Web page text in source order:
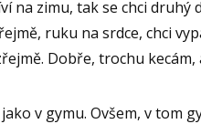
na zimu, tak se chci druhý
ruku na srdce, chci
Dobře, trochu kecám,
v gymu. Ovšem, v tom